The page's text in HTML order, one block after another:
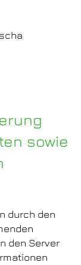
sowie
durch den
den Server